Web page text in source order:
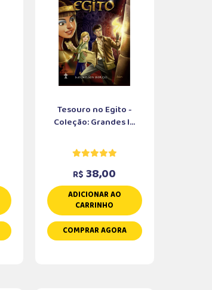
Tesouro no Egito -
Coleção: Grandes I...
R$ 38,00
ADICIONAR AO
CARRINHO
COMPRAR AGORA